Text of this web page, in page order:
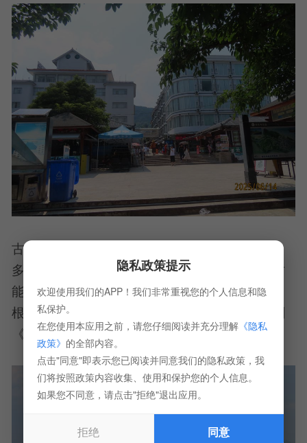
古榕树群：沿湖分布着众多枝繁叶茂的古榕树，
多数已有上百年树龄，部分甚至需要七八个人才
能环抱。其中笔架山下有一株“合欢树”，由两个
根、两棵树从两边弯下身连成一体，曾是电视剧
《蹉跎岁月》的外景拍摄地。
隐私政策提示
欢迎使用我们的APP！我们非常重视您的个人信息和隐
私保护。
在您使用本应用之前，请您仔细阅读并充分理解《隐私
政策》 的全部内容。
点击"同意"即表示您已阅读并同意我们的隐私政策，我
们将按照政策内容收集、使用和保护您的个人信息。
如果您不同意，请点击"拒绝"退出应用。
拒绝 同意